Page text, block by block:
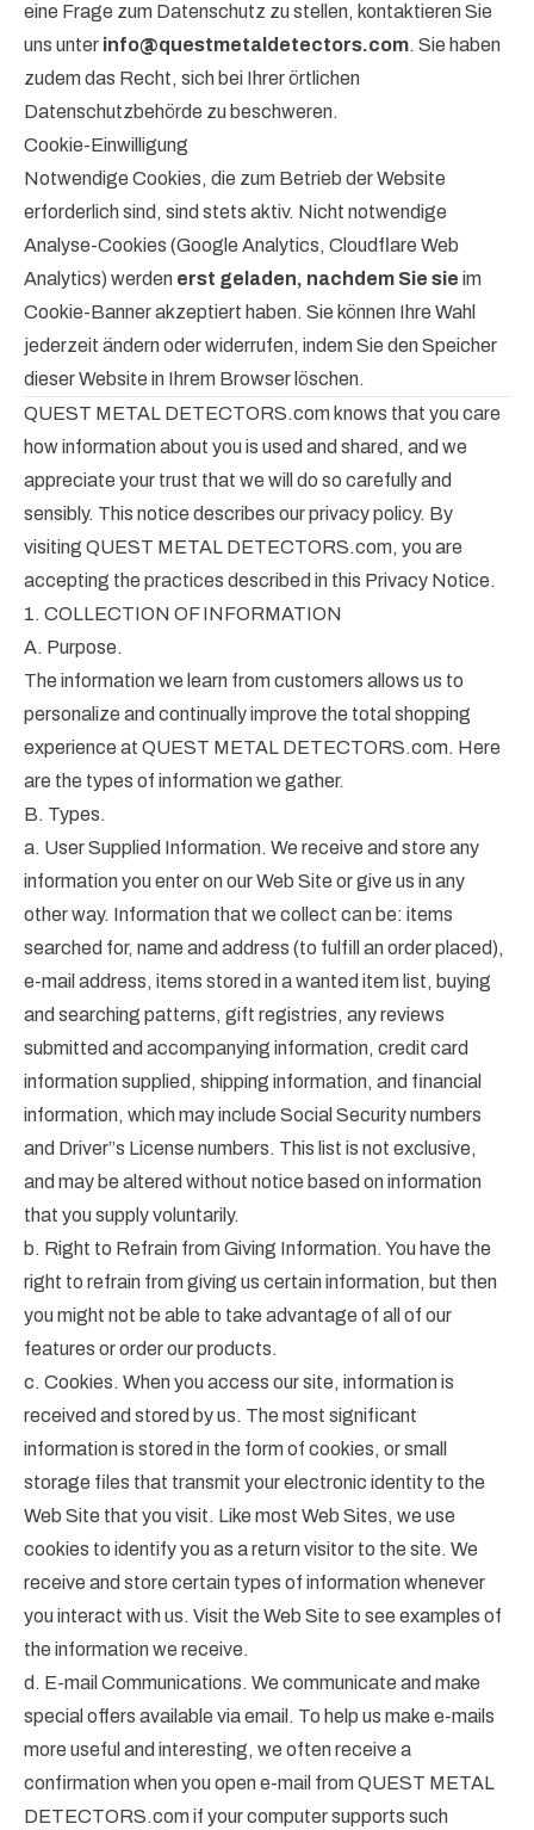
eine Frage zum Datenschutz zu stellen, kontaktieren Sie
uns unter info@questmetaldetectors.com. Sie haben
zudem das Recht, sich bei Ihrer örtlichen
Datenschutzbehörde zu beschweren.
Cookie-Einwilligung
Notwendige Cookies, die zum Betrieb der Website
erforderlich sind, sind stets aktiv. Nicht notwendige
Analyse-Cookies (Google Analytics, Cloudflare Web
Analytics) werden erst geladen, nachdem Sie sie im
Cookie-Banner akzeptiert haben. Sie können Ihre Wahl
jederzeit ändern oder widerrufen, indem Sie den Speicher
dieser Website in Ihrem Browser löschen.
QUEST METAL DETECTORS.com knows that you care
how information about you is used and shared, and we
appreciate your trust that we will do so carefully and
sensibly. This notice describes our privacy policy. By
visiting QUEST METAL DETECTORS.com, you are
accepting the practices described in this Privacy Notice.
1. COLLECTION OF INFORMATION
A. Purpose.
The information we learn from customers allows us to
personalize and continually improve the total shopping
experience at QUEST METAL DETECTORS.com. Here
are the types of information we gather.
B. Types.
a. User Supplied Information. We receive and store any
information you enter on our Web Site or give us in any
other way. Information that we collect can be: items
searched for, name and address (to fulfill an order placed),
e-mail address, items stored in a wanted item list, buying
and searching patterns, gift registries, any reviews
submitted and accompanying information, credit card
information supplied, shipping information, and financial
information, which may include Social Security numbers
and Driver”s License numbers. This list is not exclusive,
and may be altered without notice based on information
that you supply voluntarily.
b. Right to Refrain from Giving Information. You have the
right to refrain from giving us certain information, but then
you might not be able to take advantage of all of our
features or order our products.
c. Cookies. When you access our site, information is
received and stored by us. The most significant
information is stored in the form of cookies, or small
storage files that transmit your electronic identity to the
Web Site that you visit. Like most Web Sites, we use
cookies to identify you as a return visitor to the site. We
receive and store certain types of information whenever
you interact with us. Visit the Web Site to see examples of
the information we receive.
d. E-mail Communications. We communicate and make
special offers available via email. To help us make e-mails
more useful and interesting, we often receive a
confirmation when you open e-mail from QUEST METAL
DETECTORS.com if your computer supports such